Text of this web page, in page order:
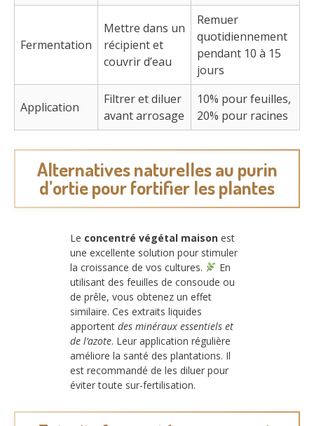
Fermentation
Mettre dans un
récipient et
couvrir d’eau
Remuer
quotidiennement
pendant 10 à 15
jours
Application
Filtrer et diluer
avant arrosage
10% pour feuilles,
20% pour racines
Alternatives naturelles au purin
d’ortie pour fortifier les plantes
Le concentré végétal maison est
une excellente solution pour stimuler
la croissance de vos cultures.
En
utilisant des feuilles de consoude ou
de prêle, vous obtenez un effet
similaire. Ces extraits liquides
apportent des minéraux essentiels et
de l’azote. Leur application régulière
améliore la santé des plantations. Il
est recommandé de les diluer pour
éviter toute sur-fertilisation.